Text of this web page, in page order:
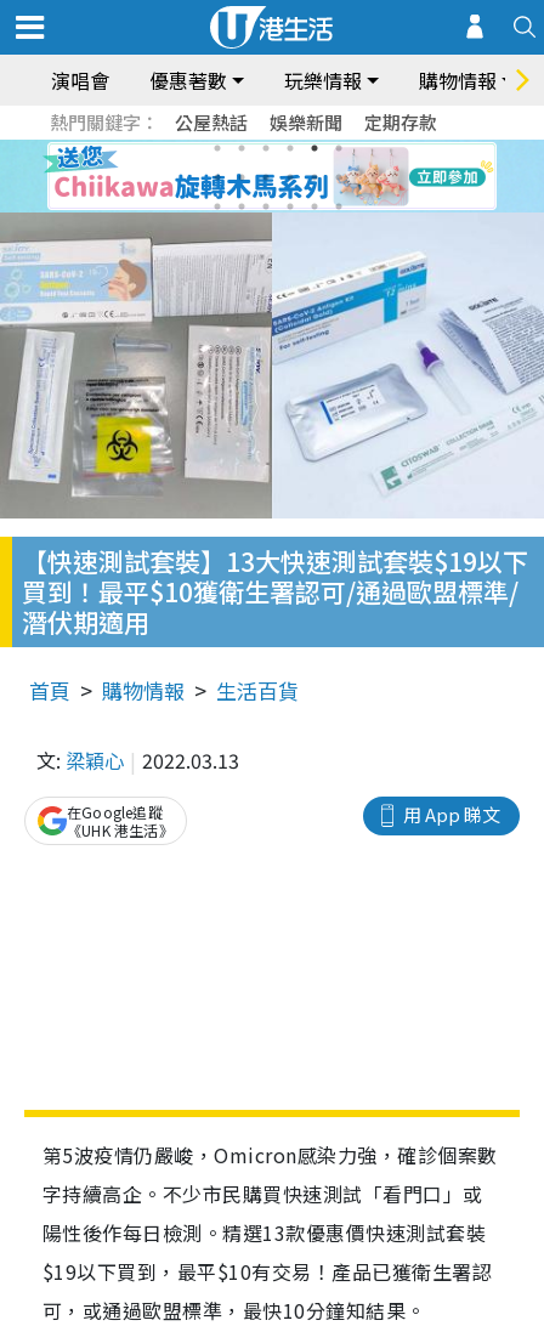
演唱會 優惠著數 玩樂情報 購物情報
熱門關鍵字： 公屋熱話 娛樂新聞 定期存款
【快速測試套裝】13大快速測試套裝$19以下
買到！最平$10獲衛生署認可/通過歐盟標準/
潛伏期適用
首頁 購物情報 生活百貨
文: 梁穎心 2022.03.13
用 App 睇文
在Google追蹤
《UHK 港生活》
第5波疫情仍嚴峻，Omicron感染力強，確診個案數
字持續高企。不少市民購買快速測試「看門口」或
陽性後作每日檢測。精選13款優惠價快速測試套裝
$19以下買到，最平$10有交易！產品已獲衛生署認
可，或通過歐盟標準，最快10分鐘知結果。